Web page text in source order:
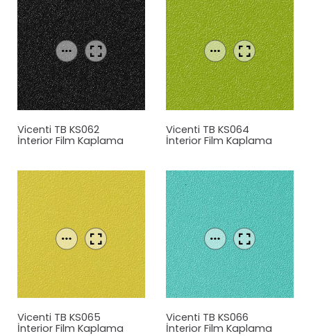
Vicenti TB KS062
İnterior Film Kaplama
Vicenti TB KS064
İnterior Film Kaplama
Vicenti TB KS065
İnterior Film Kaplama
Vicenti TB KS066
İnterior Film Kaplama